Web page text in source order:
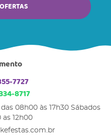
7727
8717
08h00 às 17h30 Sábados
12h00